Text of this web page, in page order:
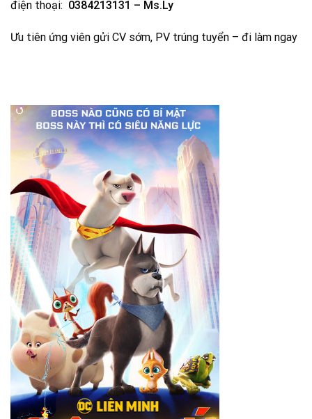
điện thoại: 0384213131 – Ms.Ly
Ưu tiên ứng viên gửi CV sớm, PV trúng tuyển – đi làm ngay